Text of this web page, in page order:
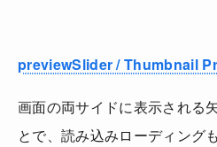
previewSlider / Thumbnail
画面の両サイドに表示される
とで、読み込みローディング